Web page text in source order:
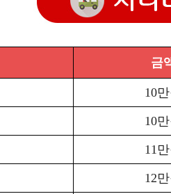
금
10
10
11
12